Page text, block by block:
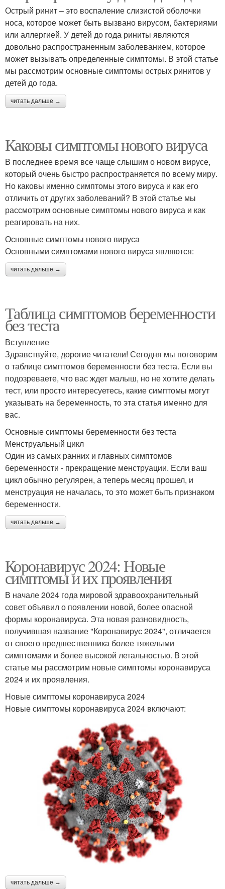
Острый ринит – это воспаление слизистой оболочки
носа, которое может быть вызвано вирусом, бактериями
или аллергией. У детей до года риниты являются
довольно распространенным заболеванием, которое
может вызывать определенные симптомы. В этой статье
мы рассмотрим основные симптомы острых ринитов у
детей до года.
читать дальше →
Каковы симптомы нового вируса
В последнее время все чаще слышим о новом вирусе,
который очень быстро распространяется по всему миру.
Но каковы именно симптомы этого вируса и как его
отличить от других заболеваний? В этой статье мы
рассмотрим основные симптомы нового вируса и как
реагировать на них.
Основные симптомы нового вируса
Основными симптомами нового вируса являются:
читать дальше →
Таблица симптомов беременности
без теста
Вступление
Здравствуйте, дорогие читатели! Сегодня мы поговорим
о таблице симптомов беременности без теста. Если вы
подозреваете, что вас ждет малыш, но не хотите делать
тест, или просто интересуетесь, какие симптомы могут
указывать на беременность, то эта статья именно для
вас.
Основные симптомы беременности без теста
Менструальный цикл
Один из самых ранних и главных симптомов
беременности - прекращение менструации. Если ваш
цикл обычно регулярен, а теперь месяц прошел, и
менструация не началась, то это может быть признаком
беременности.
читать дальше →
Коронавирус 2024: Новые
симптомы и их проявления
В начале 2024 года мировой здравоохранительный
совет объявил о появлении новой, более опасной
формы коронавируса. Эта новая разновидность,
получившая название "Коронавирус 2024", отличается
от своего предшественника более тяжелыми
симптомами и более высокой летальностью. В этой
статье мы рассмотрим новые симптомы коронавируса
2024 и их проявления.
Новые симптомы коронавируса 2024
Новые симптомы коронавируса 2024 включают:
читать дальше →